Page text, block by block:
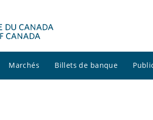
Marchés Billets de banque